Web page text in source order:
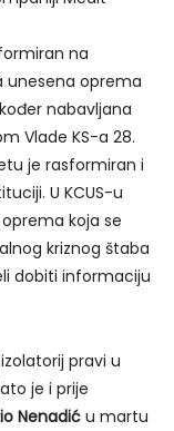
na
unesena oprema
nabavljana
Vlade KS-a 28.
je rasformiran i
U KCUS-u
koja se
kriznog štaba
dobiti informaciju
pravi u
je i prije
Nenadiću martu